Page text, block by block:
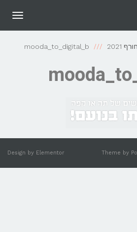
2021
mooda_to_digital_b
Theme by
Design by Elementor